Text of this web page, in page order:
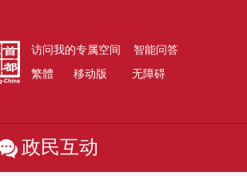
访问我的专属空间
智能问答
繁體
移动版 无障碍
政民互动